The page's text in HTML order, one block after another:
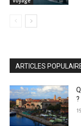
ARTICLES
?